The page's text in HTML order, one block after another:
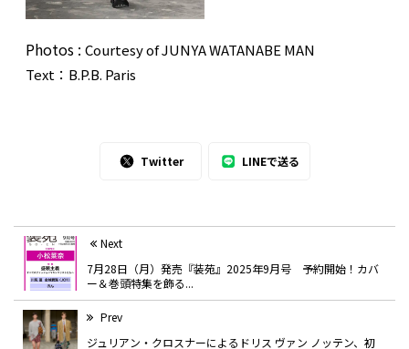
Photos : Courtesy of JUNYA WATANABE MAN
Text：B.P.B. Paris
Twitter LINEで送る
Next
7月28日（月）発売『装苑』2025年9月号 予約開始！カバ
ー＆巻頭特集を飾る...
Prev
ジュリアン・クロスナーによるドリス ヴァン ノッテン、初